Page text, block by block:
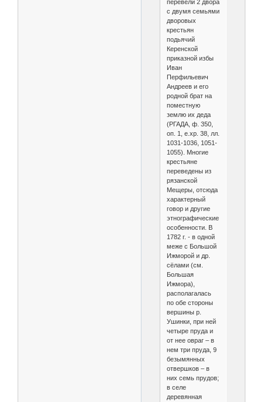
перевели 2 двора
с двумя семьями
дворовых
крестьян
подьячий
Керенской
приказной избы
Иван
Перфильевич
Андреев и его
родной брат на
поместную
землю их деда
(РГАДА, ф. 350,
оп. 1, е.хр. 38, лл.
1031-1036, 1051-
1055). Многие
крестьяне
переведены из
рязанской
Мещеры, отсюда
характерный
говор и другие
этнографические
особенности. В
1782 г. - в одной
меже с Большой
Ижморой и др.
сёлами (см.
Большая
Ижмора),
располагалась
по обе стороны
вершины р.
Ушинки, при ней
четыре пруда и
от нее овраг – в
нем три пруда, 9
безымянных
отвершков – в
них семь прудов;
в селе
деревянная